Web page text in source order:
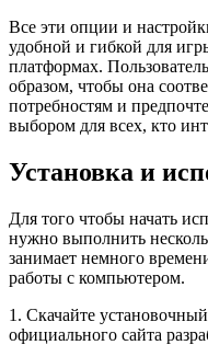
Все эти опции и
удобной и гибкой для
платформах.
образом, чтобы она
потребностям и
выбором для всех, кто
Установка и
Для того чтобы начать
нужно выполнить
занимает немного
работы с компьютером.
1. Скачайте
официального сайта